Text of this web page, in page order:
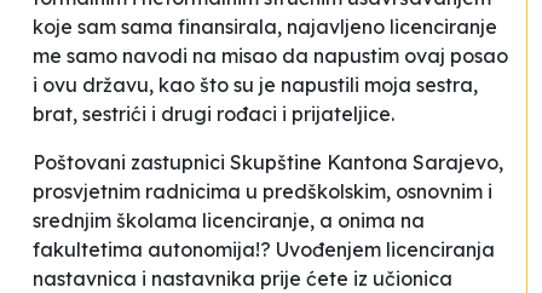
koje sam sama finansirala, najavljeno licenciranje
me samo navodi na misao da napustim ovaj posao
i ovu državu, kao što su je napustili moja sestra,
brat, sestrići i drugi rođaci i prijateljice.
Poštovani zastupnici Skupštine Kantona Sarajevo,
prosvjetnim radnicima u predškolskim, osnovnim i
srednjim školama licenciranje, a onima na
fakultetima autonomija!? Uvođenjem licenciranja
nastavnica i nastavnika prije ćete iz učionica